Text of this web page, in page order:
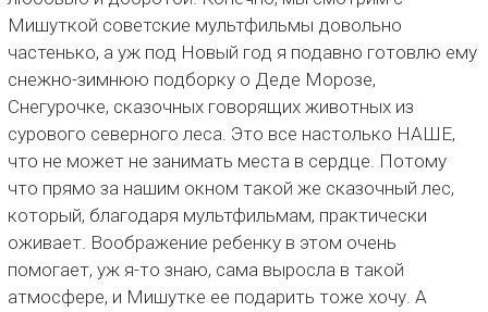
Мишуткой советские мультфильмы довольно
частенько, а уж под Новый год я подавно готовлю ему
снежно-зимнюю подборку о Деде Морозе,
Снегурочке, сказочных говорящих животных из
сурового северного леса. Это все настолько НАШЕ,
что не может не занимать места в сердце. Потому
что прямо за нашим окном такой же сказочный лес,
который, благодаря мультфильмам, практически
оживает. Воображение ребенку в этом очень
помогает, уж я-то знаю, сама выросла в такой
атмосфере, и Мишутке ее подарить тоже хочу. А